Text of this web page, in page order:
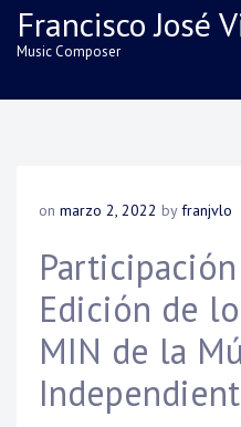
SkipFrancisco José
Music Composer
on marzo 2, 2022 byfranjvlo
Edición de
MIN de la